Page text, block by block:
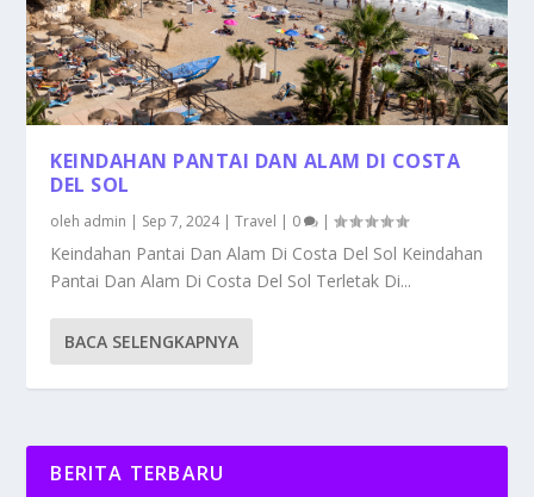
KEINDAHAN PANTAI DAN ALAM DI COSTA
DEL SOL
oleh admin | Sep 7, 2024|Travel | 0 |
Keindahan Pantai Dan Alam Di Costa Del Sol Keindahan
Pantai Dan Alam Di Costa Del Sol Terletak Di...
BACA SELENGKAPNYA
BERITA TERBARU